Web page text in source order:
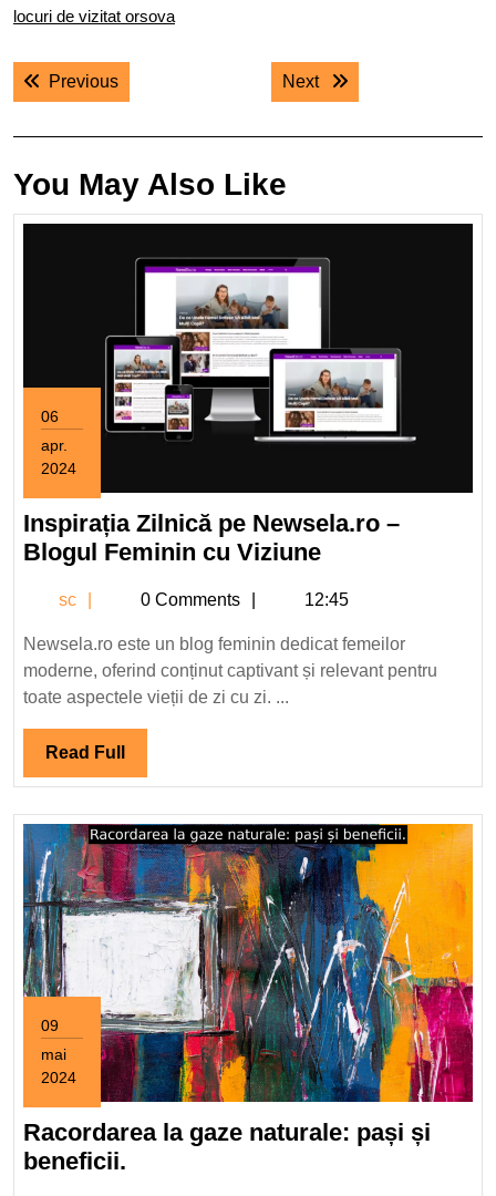
locuri de vizitat orsova
Navigare
în
PreviousPrevious post: Next Next post:
You May Also Like
06
apr.
2024
aprilie
2024
Inspirația Zilnică pe Newsela.ro –
Blogul Feminin cu ViziuneInspirația
pe
Newsela.ro
–
Viziune
sc 0 Comments 12:45
Newsela.ro este un blog feminin dedicat femeilor
moderne, oferind conținut captivant și relevant pentru
toate aspectele vieții de zi cu zi. ...
Read Full Read
Full
09
mai
2024
2024
Racordarea la gaze naturale: pași și
beneficii.